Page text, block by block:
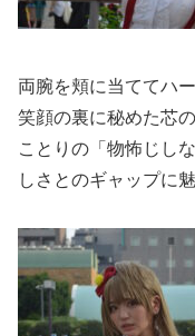
両腕を頬に当ててハ
笑顔の裏に秘めた芯
ことりの「物怖じし
しさとのギャップに